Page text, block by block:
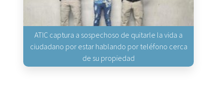
ATIC captura a sospechoso de quitarle la vida a
ciudadano por estar hablando por teléfono cerca
de su propiedad